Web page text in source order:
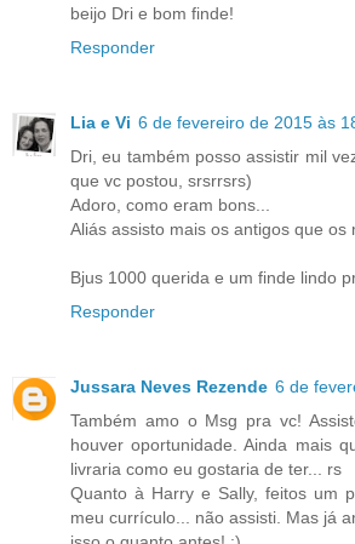
beijo Dri e bom finde!
Responder
Lia e Vi 6 de fevereiro de 2015 às
Dri, eu também posso assistir mil
que vc postou, srsrrsrs)
Adoro, como eram bons...
Aliás assisto mais os antigos que os
Bjus 1000 querida e um finde lindo
Responder
Jussara Neves Rezende 6 de
Também amo o Msg pra vc!
houver oportunidade. Ainda mais
livraria como eu gostaria de ter... rs
Quanto à Harry e Sally, feitos um
meu currículo... não assisti. Mas já